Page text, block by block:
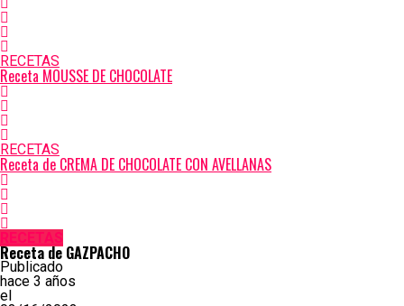
RECETAS
Receta MOUSSE DE CHOCOLATE
RECETAS
Receta de CREMA DE CHOCOLATE CON AVELLANAS
RECETAS
Receta de GAZPACHO
Publicado
hace 3 años
el